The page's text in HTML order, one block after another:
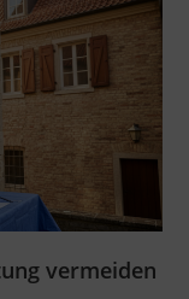
vermeiden